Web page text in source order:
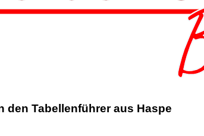
den Tabellenführer aus Haspe